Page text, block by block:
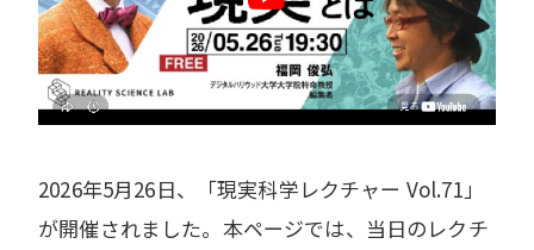
2026年5月26日、「現実科学レクチャー Vol.71」
が開催されました。本ページでは、当日のレクチ